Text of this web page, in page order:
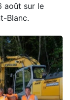
août sur le
Blanc.